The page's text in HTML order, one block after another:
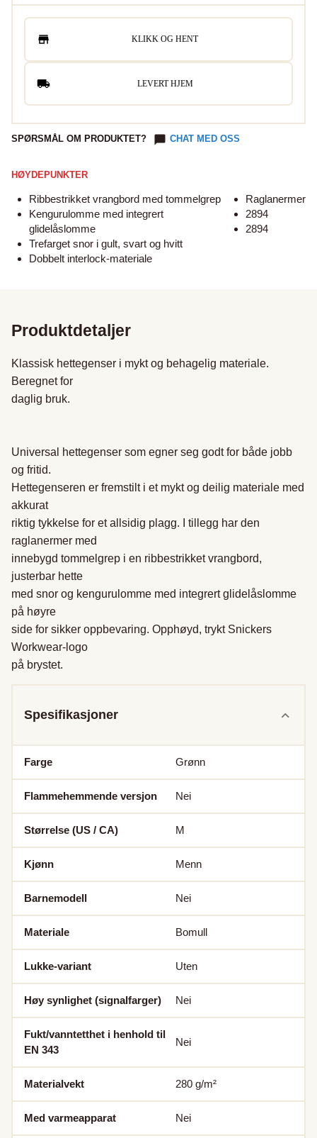
KLIKK OG HENT
LEVERT HJEM
SPØRSMÅL OM PRODUKTET? CHAT MED OSS
HØYDEPUNKTER
Ribbestrikket vrangbord med tommelgrep
Kengurulomme med integrert
glidelåslomme
Trefarget snor i gult, svart og hvitt
Dobbelt interlock-materiale
Raglanermer
2894
2894
Produktdetaljer
Klassisk hettegenser i mykt og behagelig materiale.
Beregnet for
daglig bruk.
Universal hettegenser som egner seg godt for både jobb
og fritid.
Hettegenseren er fremstilt i et mykt og deilig materiale med
akkurat
riktig tykkelse for et allsidig plagg. I tillegg har den
raglanermer med
innebygd tommelgrep i en ribbestrikket vrangbord,
justerbar hette
med snor og kengurulomme med integrert glidelåslomme
på høyre
side for sikker oppbevaring. Opphøyd, trykt Snickers
Workwear-logo
på brystet.
Spesifikasjoner
Farge Grønn
Flammehemmende versjon Nei
Størrelse (US / CA) M
Kjønn Menn
Barnemodell Nei
Materiale Bomull
Lukke-variant Uten
Høy synlighet (signalfarger) Nei
Fukt/vanntetthet i henhold til
EN 343
Nei
Materialvekt 280 g/m²
Med varmeapparat Nei